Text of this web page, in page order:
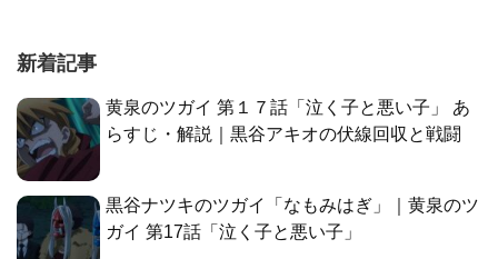
新着記事
黄泉のツガイ 第１７話「泣く子と悪い子」 あ
らすじ・解説｜黒谷アキオの伏線回収と戦闘
黒谷ナツキのツガイ「なもみはぎ」｜黄泉のツ
ガイ 第17話「泣く子と悪い子」